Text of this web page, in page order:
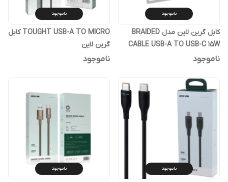
ناموجود
کابل گرین لاین مدل BRAIDED
CABLE USB-A TO USB-C 15W
ناموجود
ناموجود
TOUGHT USB-A TO MICRO کابل
گرین لاین
ناموجود
ناموجود ناموجود